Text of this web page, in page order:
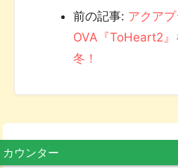
前の記事: アクアプ
OVA『ToHeart2
冬！
カウンター